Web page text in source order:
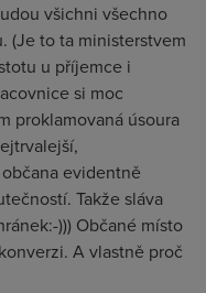
všichni všechno
(Je to ta ministerstvem
u příjemce i
si moc
proklamovaná úsoura
evidentně
Takže sláva
))) Občané místo
A vlastně proč